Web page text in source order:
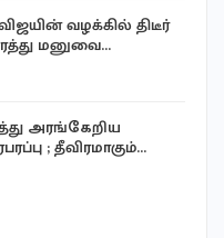
வழக்கில் திடீர்
மனுவை…
அரங்கேறிய
; தீவிரமாகும்…